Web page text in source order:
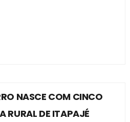
NASCE COM CINCO
RURAL DE ITAPAJÉ